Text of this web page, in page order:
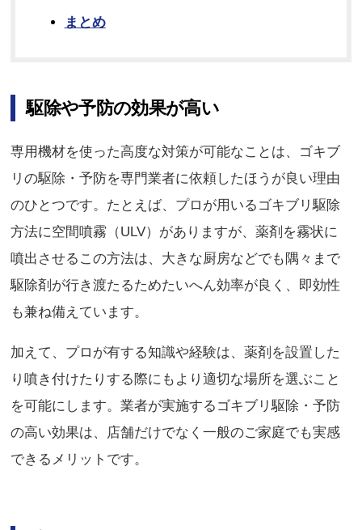
まとめ
駆除や予防の効果が高い
専用機材を使った高度な対策が可能なことは、ゴキブ
リの駆除・予防を専門業者に依頼したほうが良い理由
のひとつです。たとえば、プロが用いるゴキブリ駆除
方法に空間噴霧（ULV）がありますが、薬剤を霧状に
噴出させるこの方法は、大きな厨房などでも隅々まで
駆除剤が行き渡たるためたいへん効率が良く、即効性
も兼ね備えています。
加えて、プロが有する知識や経験は、薬剤を設置した
り噴き付けたりする際にもより適切な場所を選ぶこと
を可能にします。業者が実施するゴキブリ駆除・予防
の高い効果は、店舗だけでなく一般のご家庭でも実感
できるメリットです。